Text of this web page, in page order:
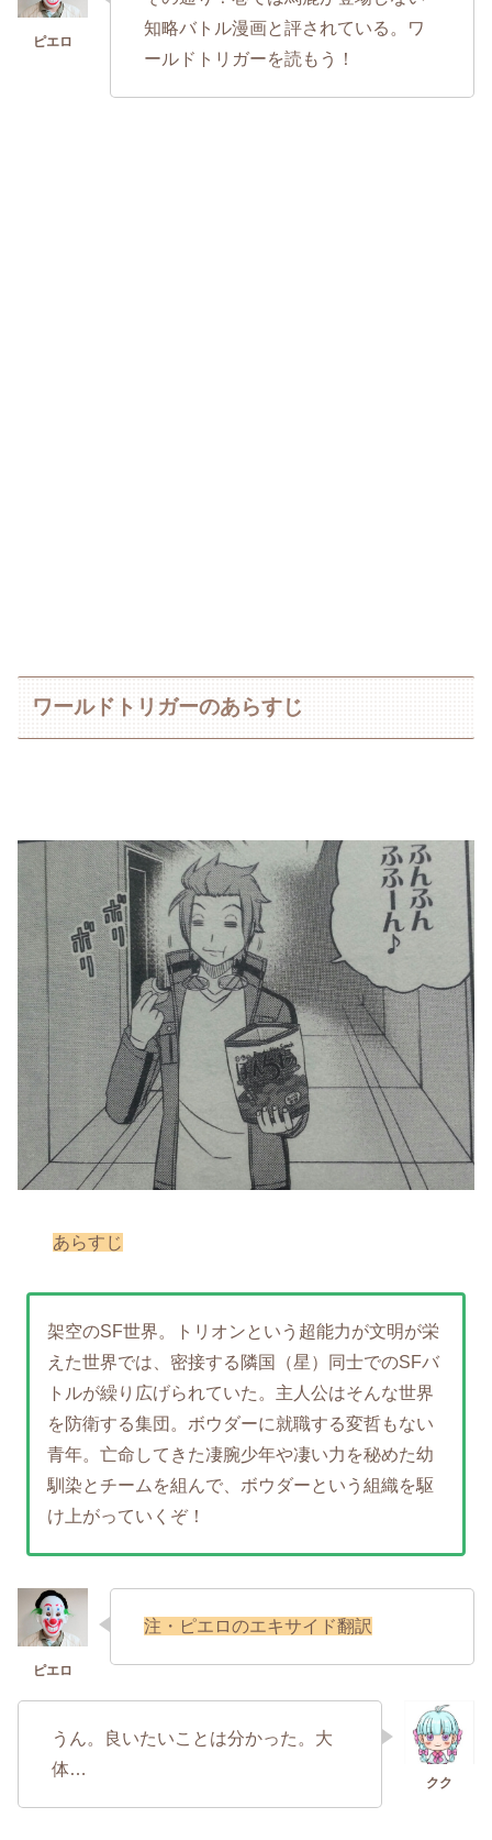
知略バトル漫画と評されている。ワ
ールドトリガーを読もう！
ワールドトリガーのあらすじ
あらすじ
架空のSF世界。トリオンという超能力が文明が栄
えた世界では、密接する隣国（星）同士でのSFバ
トルが繰り広げられていた。主人公はそんな世界
を防衛する集団。ボウダーに就職する変哲もない
青年。亡命してきた凄腕少年や凄い力を秘めた幼
馴染とチームを組んで、ボウダーという組織を駆
け上がっていくぞ！
注・ピエロのエキサイド翻訳
うん。良いたいことは分かった。大
体…